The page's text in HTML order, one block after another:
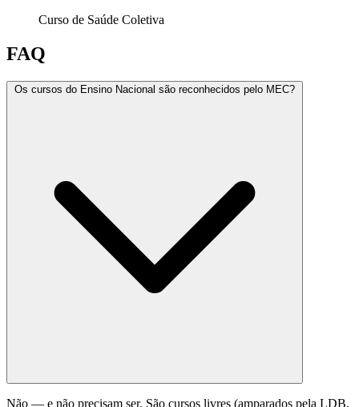
Curso de Saúde Coletiva
FAQ
Não — e não precisam ser. São cursos livres (amparados pela LDB,